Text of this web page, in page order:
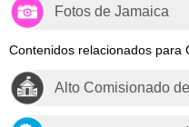
Fotos de Jamaica
Contenidos relacionados para
Alto Comisionado